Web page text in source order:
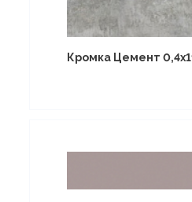
Кромка Цемент